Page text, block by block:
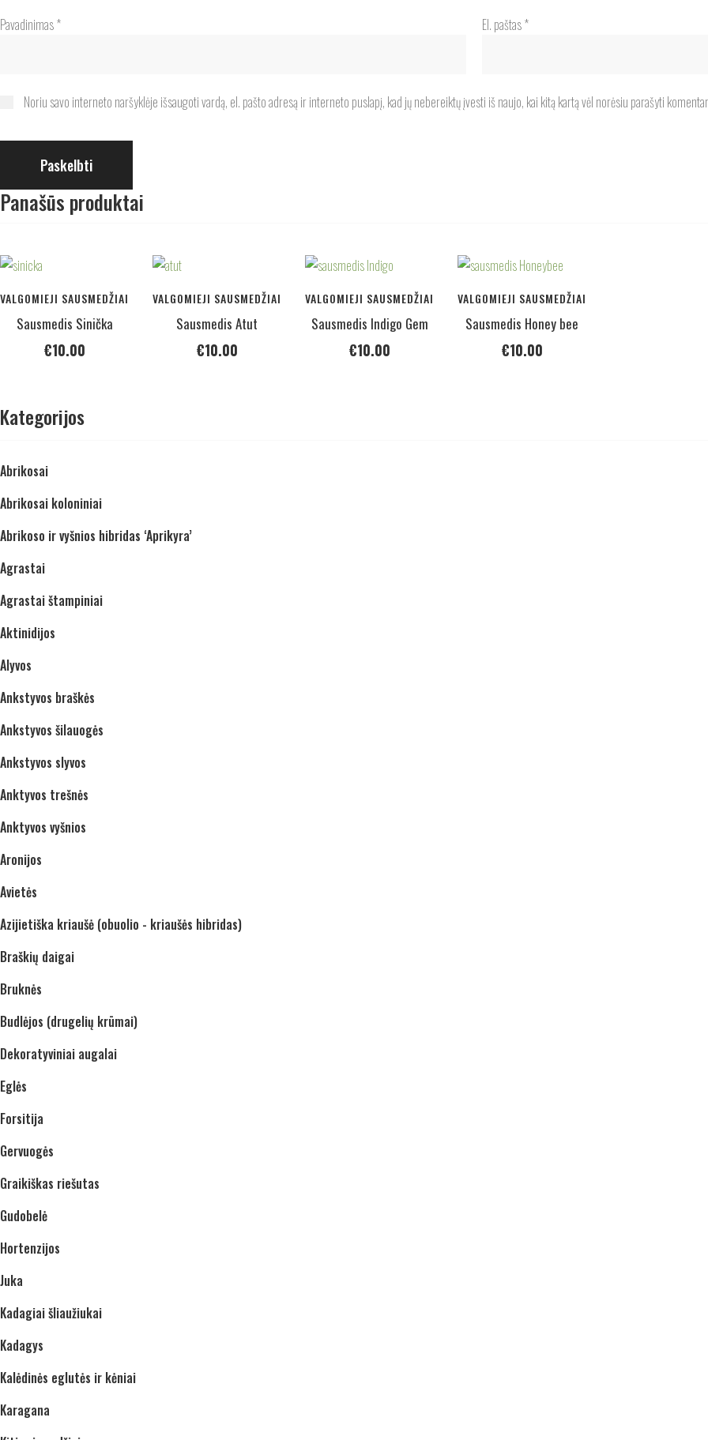
Pavadinimas* El. paštas*
Noriu savo interneto naršyklėje išsaugoti vardą, el. pašto adresą ir interneto puslapį, kad jų nebereiktų įvesti iš naujo, kai kitą kartą vėl norėsiu parašyti
Panašūs produktai
VALGOMIEJI SAUSMEDŽIAI
Sausmedis Sinička
€10.00
VALGOMIEJI SAUSMEDŽIAI
Sausmedis Atut
€10.00
VALGOMIEJI SAUSMEDŽIAI
Sausmedis Indigo Gem
€10.00
VALGOMIEJI SAUSMEDŽIAI
Sausmedis Honey bee
€10.00
Kategorijos
Abrikosai
Abrikosai koloniniai
Abrikoso ir vyšnios hibridas ‘Aprikyra’
Agrastai
Agrastai štampiniai
Aktinidijos
Alyvos
Ankstyvos braškės
Ankstyvos šilauogės
Ankstyvos slyvos
Anktyvos trešnės
Anktyvos vyšnios
Aronijos
Avietės
Azijietiška kriaušė (obuolio - kriaušės hibridas)
Braškių daigai
Bruknės
Budlėjos (drugelių krūmai)
Dekoratyviniai augalai
Eglės
Forsitija
Gervuogės
Graikiškas riešutas
Gudobelė
Hortenzijos
Juka
Kadagiai šliaužiukai
Kadagys
Kalėdinės eglutės ir kėniai
Karagana